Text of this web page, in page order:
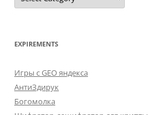
FROM
EXPIREMENTS
Игры с GEO яндекса
АнтиЗдирук
Богомолка